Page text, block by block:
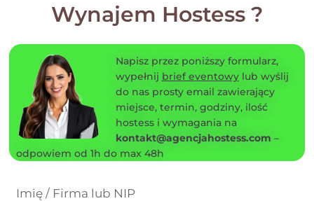
Wynajem Hostess ?
Napisz przez poniższy formularz,
wypełnij brief eventowylub wyślij
do nas prosty email zawierający
miejsce, termin, godziny, ilość
hostess i wymagania na
kontakt@agencjahostess.com –
odpowiem od 1h do max 48h